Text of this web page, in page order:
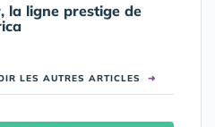
la ligne prestige de
LES AUTRES ARTICLES ➜